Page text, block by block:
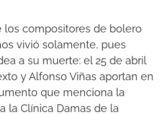
los compositores de bolero
vivió solamente, pues
a su muerte: el 25 de abril
y Alfonso Viñas aportan en
que menciona la
la Clínica Damas de la